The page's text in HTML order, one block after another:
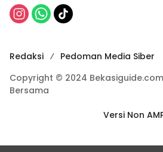
Redaksi
Pedoman Media Siber
Copyright © 2024
Bersama
Versi Non